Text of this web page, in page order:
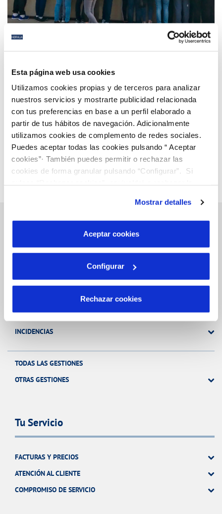
Esta página web usa cookies
Utilizamos cookies propias y de terceros para analizar
nuestros servicios y mostrarte publicidad relacionada
con tus preferencias en base a un perfil elaborado a
partir de tus hábitos de navegación. Adicionalmente
utilizamos cookies de complemento de redes sociales.
Puedes aceptar todas las cookies pulsando “ Aceptar
cookies”· También puedes permitir o rechazar las
cookies de forma granular pulsando “Configurar”. Si
son indispensables para que el sitio web funcione y que
por tanto no se pueden desactivar. Puedes consultar
más información en nuestraPolítica de Cookies
Mostrar detalles
Aceptar cookies
Configurar
Rechazar cookies
Éxito de participación en Andalucía en los torneos
Aquae como expertos temáticos
Página 111 de 112
Anterior Siguiente
Gestiones Online
FACTURAS, PAGOS Y CONSUMOS
MODIFICACIÓN DE DATOS
INCIDENCIAS
TODAS LAS GESTIONES
OTRAS GESTIONES
Tu Servicio
FACTURAS Y PRECIOS
ATENCIÓN AL CLIENTE
COMPROMISO DE SERVICIO